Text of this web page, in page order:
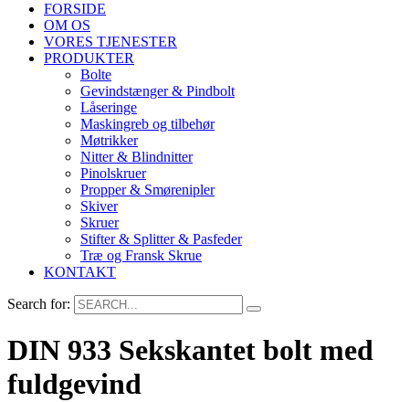
FORSIDE
OM OS
VORES TJENESTER
PRODUKTER
Bolte
Gevindstænger & Pindbolt
Låseringe
Maskingreb og tilbehør
Møtrikker
Nitter & Blindnitter
Pinolskruer
Propper & Smørenipler
Skiver
Skruer
Stifter & Splitter & Pasfeder
Træ og Fransk Skrue
KONTAKT
Search for:
DIN 933 Sekskantet bolt med
fuldgevind